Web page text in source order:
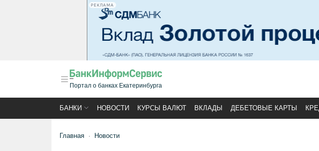
РЕКЛАМА
Портал о банках Екатеринбурга
БАНКИ НОВОСТИ КУРСЫ ВАЛЮТ ВКЛАДЫ ДЕБЕТОВЫЕ КАРТЫ
Главная Новости